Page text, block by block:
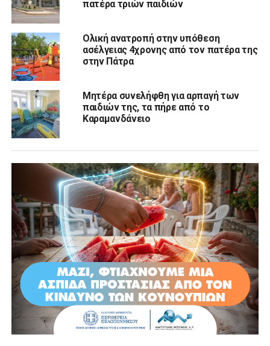
πατέρα τριών παιδιών
Ολική ανατροπή στην υπόθεση
ασέλγειας 4χρονης από τον πατέρα της
στην Πάτρα
Μητέρα συνελήφθη για αρπαγή των
παιδιών της, τα πήρε από το
Καραμανδάνειο